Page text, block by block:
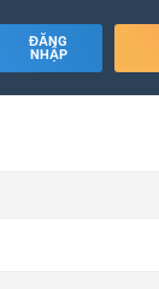
ĐĂNG
NHẬP